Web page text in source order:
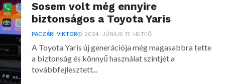
Sosem volt még ennyire
biztonságos a Toyota Yaris
PACZÁRI VIKTOR 2024. JÚNIUS 17. HÉTFŐ
A Toyota Yaris új generációja még magasabbra tette
a biztonság és könnyű használat szintjét a
továbbfejlesztett...